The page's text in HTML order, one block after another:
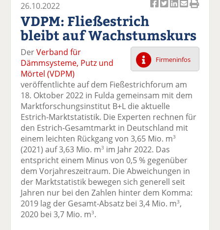
k
el
a
uf
F
ac
e
b
o
o
k
te
il
e
n
k
el
t
wi
er
n
k
el
a
uf
n
k
di
n
te
il
e
n
k
el
p
er
m
ai
v
er
d
e
n
k
el
D
ru
n
26.10.2022
VDPM: Fließestrich
bleibt auf Wachstumskurs
Firmeninfos
DerVerband für
Dämmsysteme, Putz und
Mörtel (VDPM)
veröffentlichte auf dem Fießestrichforum am
18. Oktober 2022 in Fulda gemeinsam mit dem
Marktforschungsinstitut B+L die aktuelle
Estrich-Marktstatistik. Die Experten rechnen für
den Estrich-Gesamtmarkt in Deutschland mit
einem leichten Rückgang von 3,65 Mio. m3
(2021) auf 3,63 Mio. m3 im Jahr 2022. Das
entspricht einem Minus von 0,5 % gegenüber
dem Vorjahreszeitraum. Die Abweichungen in
der Marktstatistik bewegen sich generell seit
Jahren nur bei den Zahlen hinter dem Komma:
2019 lag der Gesamt-Absatz bei 3,4 Mio. m3,
2020 bei 3,7 Mio. m3.